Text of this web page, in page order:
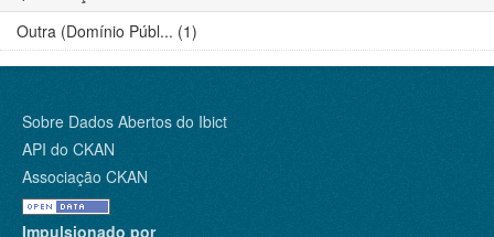
Outra (Domínio Públ... (1)
Sobre Dados Abertos do Ibict
API do CKAN
Associação CKAN
Impulsionado por